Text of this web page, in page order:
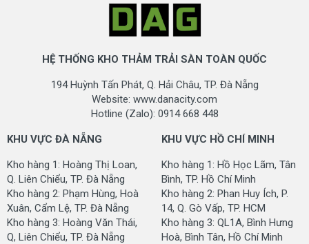
HT7020 HT0201
HỆ THỐNG KHO THẢM TRẢI SÀN TOÀN QUỐC
194 Huỳnh Tấn Phát, Q. Hải Châu, TP. Đà Nẵng
Website: www.danacity.com
Hotline (Zalo): 0914 668 448
KHU VỰC ĐÀ NẴNG
Kho hàng 1: Hoàng Thị Loan,
Q. Liên Chiểu, TP. Đà Nẵng
Kho hàng 2: Phạm Hùng, Hoà
Xuân, Cẩm Lệ, TP. Đà Nẵng
Kho hàng 3: Hoàng Văn Thái,
Q, Liên Chiểu, TP. Đà Nẵng
KHU VỰC HỒ CHÍ MINH
Kho hàng 1: Hồ Học Lãm, Tân
Bình, TP. Hồ Chí Minh
Kho hàng 2: Phan Huy Ích, P.
14, Q. Gò Vấp, TP. HCM
Kho hàng 3: QL1A, Bình Hưng
Hoà, Bình Tân, Hồ Chí Minh